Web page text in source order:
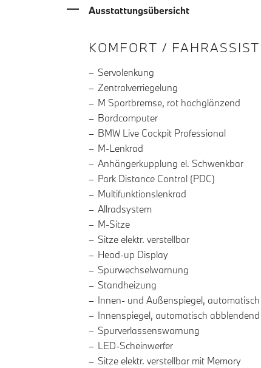
Ausstattungsübersicht
INFORMATIONEN
KOMFORT /
Servolenkung
Zentralverriegelung
M Sportbremse, rot hochglänzend
Bordcomputer
BMW Live Cockpit Professional
M-Lenkrad
Anhängerkupplung el. Schwenkbar
Park Distance Control (PDC)
Multifunktionslenkrad
Allradsystem
M-Sitze
Sitze elektr. verstellbar
Head-up Display
Spurwechselwarnung
Standheizung
Innen- und Außenspiegel,
Innenspiegel, automatisch abblendend
Spurverlassenswarnung
LED-Scheinwerfer
Sitze elektr. verstellbar mit Memory